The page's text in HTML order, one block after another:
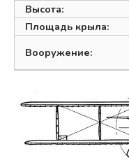
Высота:
Площадь крыла:
Вооружение: